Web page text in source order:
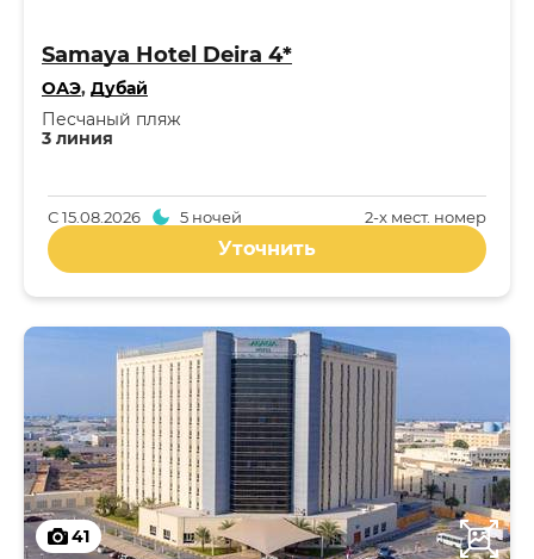
Samaya Hotel Deira 4*
ОАЭ, Дубай
3 линия
Песчаный пляж
2-x мест. номер
С15.08.2026 5 ночей
Уточнить
41